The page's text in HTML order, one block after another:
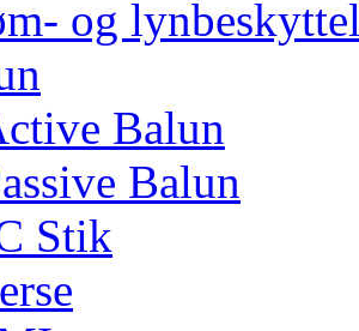
og
Balun
Balun
Stik